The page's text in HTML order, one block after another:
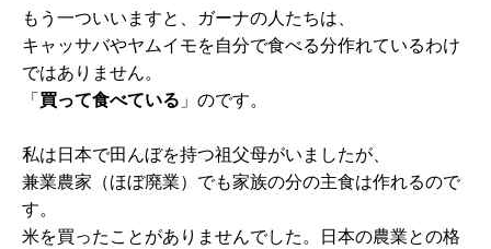
もう一ついいますと、ガーナの人たちは、
キャッサバやヤムイモを自分で食べる分作れているわけ
ではありません。
「買って食べている 」のです。
私は日本で田んぼを持つ祖父母がいましたが、
兼業農家（ほぼ廃業）でも家族の分の主食は作れるので
す。
米を買ったことがありませんでした。日本の農業との格